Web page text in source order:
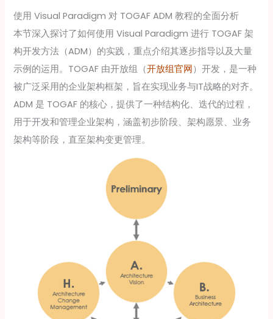
使用 Visual Paradigm 对 TOGAF ADM 教程的全面分析
本节深入探讨了如何使用 Visual Paradigm 进行 TOGAF 架
构开发方法（ADM）的实践，重点介绍其逐步指导以及大量
示例的运用。TOGAF 由开放组（开放组官网）开发，是一种
被广泛采用的企业架构框架，旨在实现业务与IT战略的对齐。
ADM 是 TOGAF 的核心，提供了一种结构化、迭代的过程，
用于开发和管理企业架构，涵盖初步阶段、架构愿景、业务
架构等阶段，直至架构变更管理。